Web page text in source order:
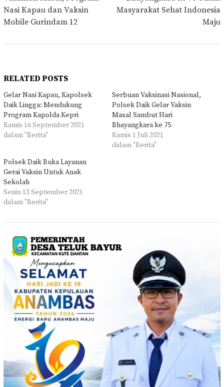
Nasi Kapau dan Vaksin
Mobile Gurindam 12
Masyarakat Sehat Indonesia
Maju
RELATED POSTS
Gelar Nasi Kapau, Kapolsek
Daik Lingga: Mendukung
Program Kapolda Kepri
Kamis 16 September 2021
dalam "Berita"
Serbuan Vaksinasi Nasional,
Polsek Daik Gelar Vaksin
Masal Sambut Hari
Bhayangkara ke 75
Kamis 1 Juli 2021
dalam "Berita"
Polsek Daik Buka Layanan
Gerai Vaksin Untuk Anak
Sekolah
Senin 13 September 2021
dalam "Berita"